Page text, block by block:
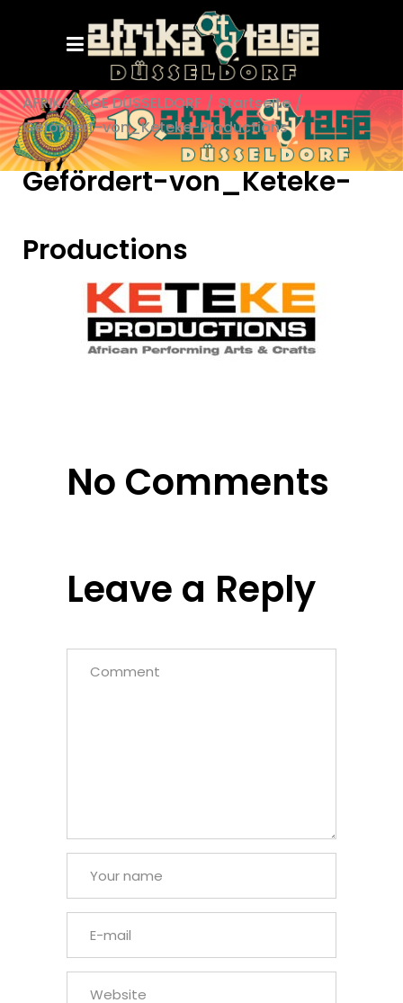
AFRIKATAGE DÜSSELDORF / Startseite /
Gefördert-von_Keteke-Productions
Gefördert-von_Keteke-
Productions
No Comments
Leave a Reply